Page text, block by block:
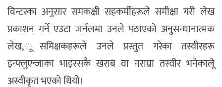
विन्टरका अनुसार समकक्षी सहकर्मीहरूले समीक्षा गरी लेख
प्रकाशन गर्ने एउटा जर्नलमा उनले पठाएको अनुसन्धानात्मक
लेख, ूसमिक्षकहरूले उनले प्रस्तुत गरेका तस्वीरहरू
इन्फ्लुएन्जाका भाइरसकै खराब वा नराम्रा तस्वीर भनेकालेू
अस्वीकृत भएको थियो।